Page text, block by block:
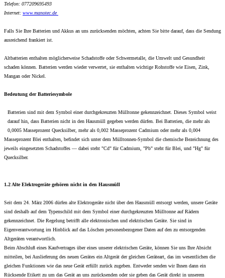
Telefon: 077209695493
Internet: www.manotec.de
Falls Sie Ihre Batterien und Akkus an uns zurücksenden möchten, achten Sie bitte darauf, dass die Sendung
ausreichend frankiert ist.
Altbatterien enthalten möglicherweise Schadstoffe oder Schwermetalle, die Umwelt und Gesundheit
schaden können. Batterien werden wieder verwertet, sie enthalten wichtige Rohstoffe wie Eisen, Zink,
Mangan oder Nickel.
Bedeutung der Batteriesymbole
Batterien sind mit dem Symbol einer durchgekreuzten Mülltonne gekennzeichnet. Dieses Symbol weist
darauf hin, dass Batterien nicht in den Hausmüll gegeben werden dürfen. Bei Batterien, die mehr als
0,0005 Masseprozent Quecksilber, mehr als 0,002 Masseprozent Cadmium oder mehr als 0,004
Masseprozent Blei enthalten, befindet sich unter dem Mülltonnen-Symbol die chemische Bezeichnung des
jeweils eingesetzten Schadstoffes — dabei steht "Cd" für Cadmium, "Pb" steht für Blei, und "Hg" für
Quecksilber.
1.2 Alte Elektrogeräte gehören nicht in den Hausmüll
Seit dem 24. März 2006 dürfen alte Elektrogeräte nicht über den Hausmüll entsorgt werden, unsere Geräte
sind deshalb auf dem Typenschild mit dem Symbol einer durchgekreuzten Mülltonne auf Rädern
gekennzeichnet. Die Regelung betrifft alle elektronischen und elektrischen Geräte. Sie sind in
Eigenverantwortung im Hinblick auf das Löschen personenbezogener Daten auf den zu entsorgenden
Altgeräten verantwortlich.
Beim Abschluß eines Kaufvertrages über eines unserer elektrischen Geräte, können Sie uns Ihre Absicht
mitteilen, bei Auslieferung des neuen Gerätes ein Altgerät der gleichen Geräteart, das im wesentlichen die
gleichen Funktionen wie das neue Gerät erfüllt zurück zugeben. Entweder senden wir Ihnen dann ein
Rücksende Etikett zu um das Gerät an uns zurücksenden oder sie geben das Gerät direkt in unserem